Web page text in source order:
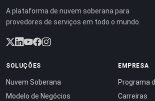
A plataforma de nuvem soberana para
provedores de serviços em todo o mundo.
SOLUÇÕES
Nuvem Soberana
Modelo de Negócios
EMPRESA
Programa
Carreiras